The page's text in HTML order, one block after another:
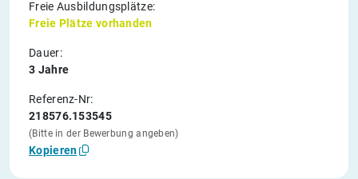
Freie Ausbildungsplätze:
Freie Plätze vorhanden
Dauer:
3 Jahre
Referenz-Nr:
218576.153545
(Bitte in der Bewerbung angeben)
Kopieren